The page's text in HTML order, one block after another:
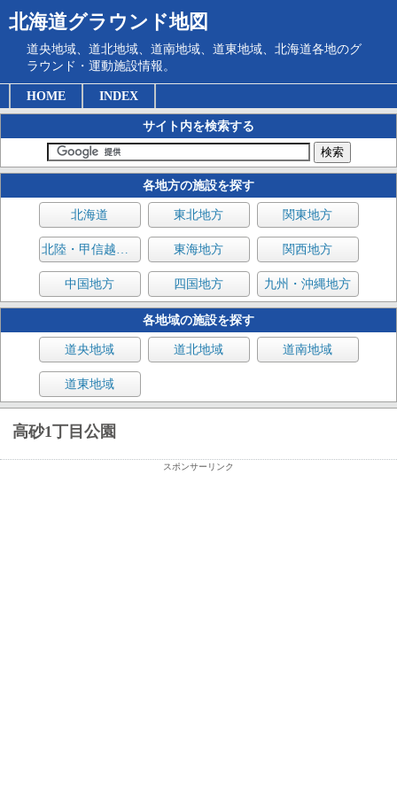
北海道グラウンド地図
道央地域、道北地域、道南地域、道東地域、北海道各地のグ
ラウンド・運動施設情報。
HOME INDEX
サイト内を検索する
各地方の施設を探す
北海道 東北地方 関東地方
北陸・甲信越地方 東海地方 関西地方
中国地方 四国地方 九州・沖縄地方
各地域の施設を探す
道央地域 道北地域 道南地域
道東地域
高砂1丁目公園
スポンサーリンク